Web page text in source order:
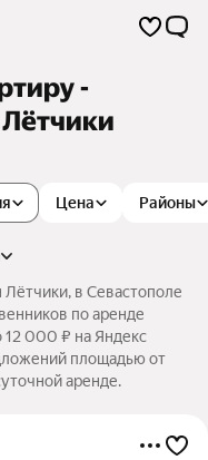
-
Цена Районы
в Севастополе
по аренде
12 000 ₽ на Яндекс
площадью от
аренде.